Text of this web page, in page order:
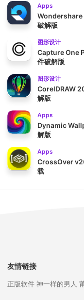
Apps
Wondershare
破解版
图形设计
Capture One
件破解版
图形设计
CorelDRAW
解版
Apps
Dynamic
解版
Apps
CrossOver
载
友情链接
正版软件 神一样的男人